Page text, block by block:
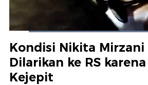
Suara
Hidup
Saat
Dimuat:
Kondisi Nikita Mirzani
Dilarikan ke RS
Kejepit